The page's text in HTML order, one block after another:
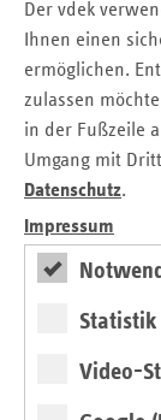
Der vdek
Ihnen einen
ermöglichen.
zulassen
in der Fußzeile
Umgang mit
Datenschutz.
Impressum
Statistik
Video-
„Ungleiche
Broschüre
Kontakt
Christian